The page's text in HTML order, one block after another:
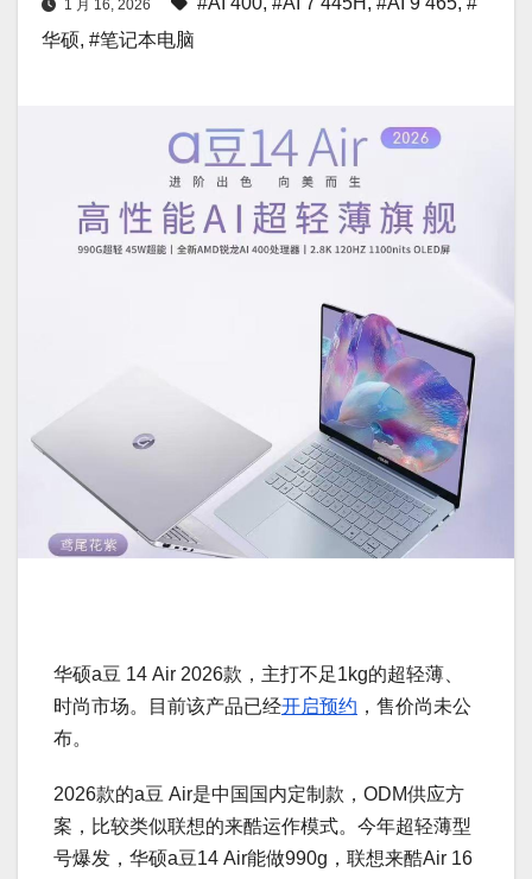
1 月 16, 2026
华硕, #笔记本电脑
华硕a豆 14 Air 2026款，主打不足1kg的超轻薄、
时尚市场。目前该产品已经开启预约 ，售价尚未公
布。
2026款的a豆 Air是中国国内定制款，ODM供应方
案，比较类似联想的来酷运作模式。今年超轻薄型
号爆发，华硕a豆14 Air能做990g，联想来酷Air 16